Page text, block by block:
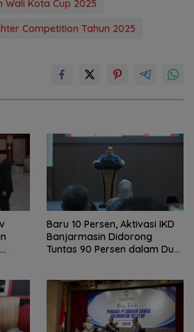
Kota Cup 2025
Competition Tahun 2025
Baru 10 Persen, Aktivasi IKD
Banjarmasin Didorong
Tuntas 90 Persen dalam Dua